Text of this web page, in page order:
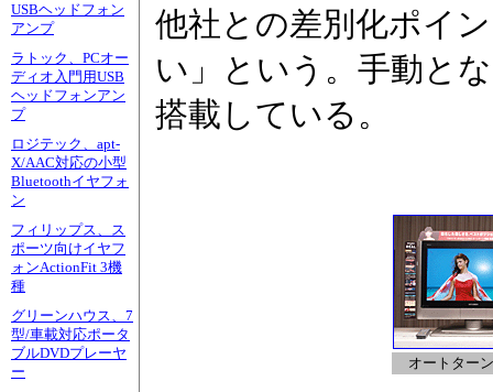
USBヘッドフォン
アンプ
ラトック、PCオー
ディオ入門用USB
ヘッドフォンアン
プ
ロジテック、apt-
X/AAC対応の小型
Bluetoothイヤフォ
ン
フィリップス、ス
ポーツ向けイヤフ
ォンActionFit 3機
種
グリーンハウス、7
型/車載対応ポータ
ブルDVDプレーヤ
ー
他社との差別化ポイ
い」という。手動と
搭載している。
オートター